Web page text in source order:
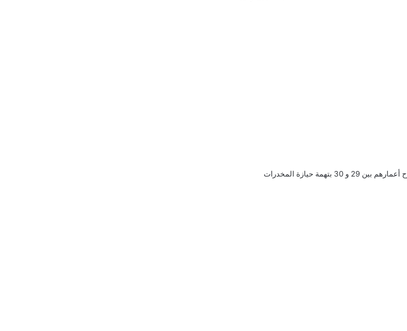
اعتقلت الشرطة الملكية الهولندية الليلة الماضية اثنين من أمستردام تتراوح أعمارهم بين 29 و 30 بتهمة حيازة المخدرات